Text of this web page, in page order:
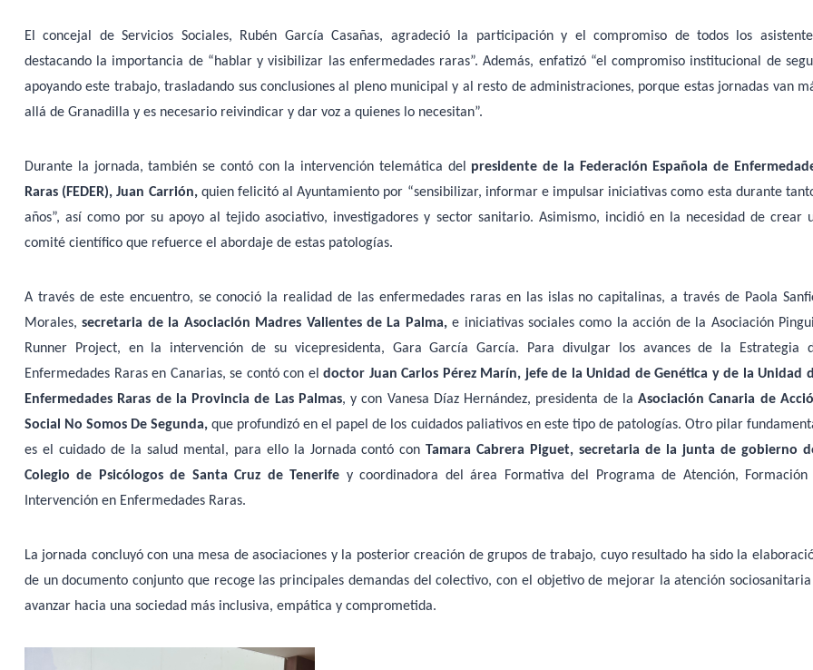
El concejal de Servicios Sociales, Rubén García Casañas, agradeció la participación y el compromiso de todos los
destacando la importancia de “hablar y visibilizar las enfermedades raras”. Además, enfatizó “el compromiso institucional de
apoyando este trabajo, trasladando sus conclusiones al pleno municipal y al resto de administraciones, porque estas jornadas van
allá de Granadilla y es necesario reivindicar y dar voz a quienes lo necesitan”.
Durante la jornada, también se contó con la intervención telemática del presidente de la Federación Española de
Raras (FEDER), Juan Carrión,quien felicitó al Ayuntamiento por “sensibilizar, informar e impulsar iniciativas como esta durante
años”, así como por su apoyo al tejido asociativo, investigadores y sector sanitario. Asimismo, incidió en la necesidad de crear
comité científico que refuerce el abordaje de estas patologías.
A través de este encuentro, se conoció la realidad de las enfermedades raras en las islas no capitalinas, a través de Paola
Morales,secretaria de la Asociación Madres Valientes de La Palma,e iniciativas sociales como la acción de la Asociación
Runner Project, en la intervención de su vicepresidenta, Gara García García. Para divulgar los avances de la Estrategia
Enfermedades Raras en Canarias, se contó con eldoctor Juan Carlos Pérez Marín, jefe de la Unidad de Genética y de la Unidad
Enfermedades Raras de la Provincia de Las Palmas, y con Vanesa Díaz Hernández, presidenta de laAsociación Canaria de
Social No Somos De Segunda,que profundizó en el papel de los cuidados paliativos en este tipo de patologías. Otro pilar
es el cuidado de la salud mental, para ello la Jornada contó conTamara Cabrera Piguet, secretaria de la junta de gobierno
Colegio de Psicólogos de Santa Cruz de Tenerife y coordinadora del área Formativa del Programa de Atención, Formación
Intervención en Enfermedades Raras.
La jornada concluyó con una mesa de asociaciones y la posterior creación de grupos de trabajo, cuyo resultado ha sido la
de un documento conjunto que recoge las principales demandas del colectivo, con el objetivo de mejorar la atención
avanzar hacia una sociedad más inclusiva, empática y comprometida.